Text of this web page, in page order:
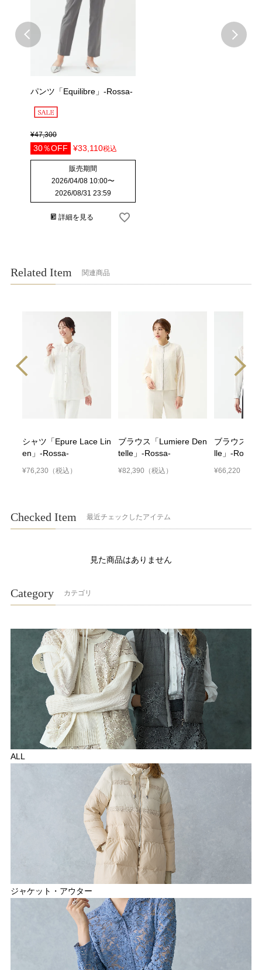
パンツ「Equilibre」-Rossa-
¥47,300
30％OFF ¥33,110税込
販売期間
2026/04/08 10:00〜
2026/08/31 23:59
詳細を見る
Related Item 関連商品
シャツ「Epure Lace Lin
en」-Rossa-
¥76,230 （税込）
ブラウス「Lumiere Den
telle」-Rossa-
¥82,390 （税込）
ブラウス「
lle」-Rossa-
¥66,220
Checked Item 最近チェックしたアイテム
見た商品はありません
Category カテゴリ
ALL
ジャケット・アウター